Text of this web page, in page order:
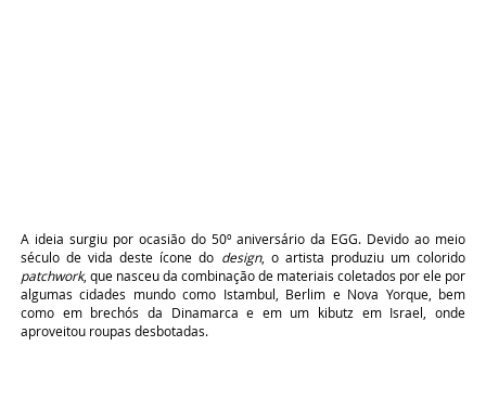
A ideia surgiu por ocasião do 50º aniversário da EGG. Devido ao meio
século de vida deste ícone do design, o artista produziu um colorido
patchwork, que nasceu da combinação de materiais coletados por ele por
algumas cidades mundo como Istambul, Berlim e Nova Yorque, bem
como em brechós da Dinamarca e em um kibutz em Israel, onde
aproveitou roupas desbotadas.